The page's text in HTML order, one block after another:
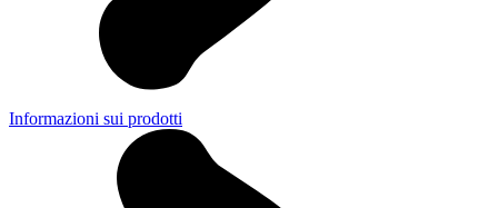
Informazioni sui prodotti